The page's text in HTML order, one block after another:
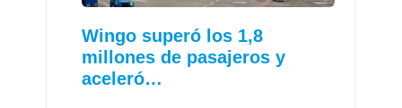
Wingo superó los 1,8
millones de pasajeros y
aceleró…